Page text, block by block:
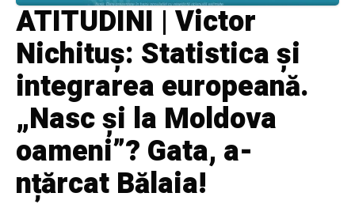
ATITUDINI | Victor
Nichituș: Statistica și
integrarea europeană.
„Nasc și la Moldova
oameni”? Gata, a-
nțărcat Bălaia!